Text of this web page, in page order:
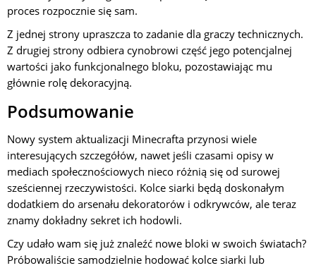
proces rozpocznie się sam.
Z jednej strony upraszcza to zadanie dla graczy technicznych.
Z drugiej strony odbiera cynobrowi część jego potencjalnej
wartości jako funkcjonalnego bloku, pozostawiając mu
głównie rolę dekoracyjną.
Podsumowanie
Nowy system aktualizacji Minecrafta przynosi wiele
interesujących szczegółów, nawet jeśli czasami opisy w
mediach społecznościowych nieco różnią się od surowej
sześciennej rzeczywistości. Kolce siarki będą doskonałym
dodatkiem do arsenału dekoratorów i odkrywców, ale teraz
znamy dokładny sekret ich hodowli.
Czy udało wam się już znaleźć nowe bloki w swoich światach?
Próbowaliście samodzielnie hodować kolce siarki lub